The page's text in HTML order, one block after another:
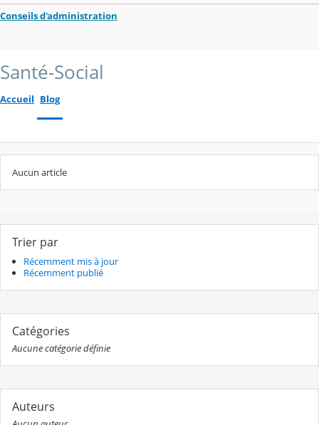
Conseils d'administration
Santé-Social
Accueil Blog
Aucun article
Trier par
Récemment mis à jour
Récemment publié
Catégories
Aucune catégorie définie
Auteurs